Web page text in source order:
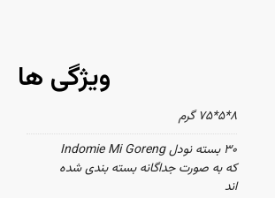
ویژگی ها
۳۰ بسته نودل Indomie Mi Goreng
که به صورت جداگانه بسته بندی شده
اند